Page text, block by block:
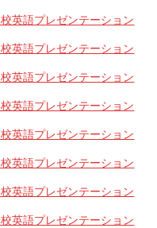
英語プレゼンテーション
英語プレゼンテーション
英語プレゼンテーション
英語プレゼンテーション
英語プレゼンテーション
英語プレゼンテーション
英語プレゼンテーション
英語プレゼンテーション